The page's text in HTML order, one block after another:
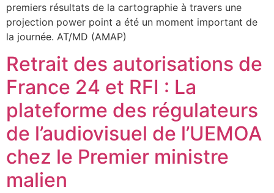
premiers résultats de la cartographie à travers une
projection power point a été un moment important de
la journée. AT/MD (AMAP)
Retrait des autorisations de
France 24 et RFI : La
plateforme des régulateurs
de l’audiovisuel de l’UEMOA
chez le Premier ministre
malien